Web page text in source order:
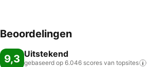
Beoordelingen
9,3 Uitstekend
gebaseerd op 6.046 scores van topsites